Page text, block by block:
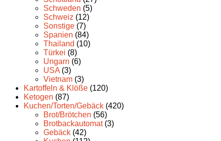
Schweden (5)
Schweiz (12)
Sonstige (7)
Spanien (84)
Thailand (10)
Türkei (8)
Ungarn (6)
USA (3)
Vietnam (3)
Kartoffeln & Klöße (120)
Ketogen (87)
Kuchen/Torten/Gebäck (420)
Brot/Brötchen (56)
Brotbackautomat(3)
Gebäck (42)